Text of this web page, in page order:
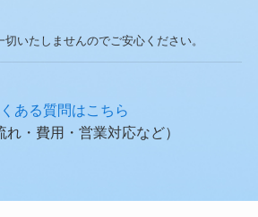
いたしませんのでご安心ください。
ある質問はこちら
れ・費用・営業対応など）